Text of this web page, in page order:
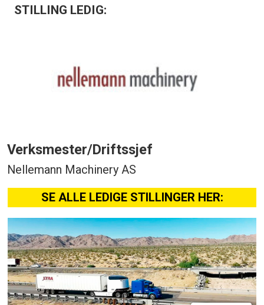
STILLING LEDIG:
Verksmester/Driftssjef
Nellemann Machinery AS
SE ALLE LEDIGE STILLINGER HER: